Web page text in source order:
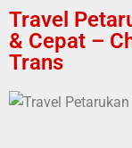
Travel
& Cepat –
Trans